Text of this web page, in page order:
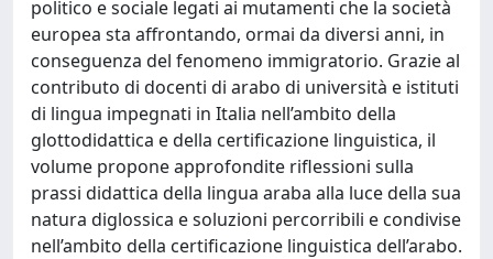
politico e sociale legati ai mutamenti che la società
europea sta affrontando, ormai da diversi anni, in
conseguenza del fenomeno immigratorio. Grazie al
contributo di docenti di arabo di università e istituti
di lingua impegnati in Italia nell’ambito della
glottodidattica e della certificazione linguistica, il
volume propone approfondite riflessioni sulla
prassi didattica della lingua araba alla luce della sua
natura diglossica e soluzioni percorribili e condivise
nell’ambito della certificazione linguistica dell’arabo.